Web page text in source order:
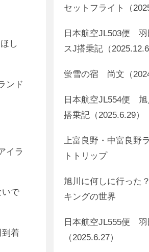
し
ンド
イラ
で
着
セットフライト（
日本航空JL503便
スJ搭乗記（2025.12.6
蛍雪の宿 尚文（
日本航空JL554便
搭乗記（2025.6.29）
上富良野・中富良野
トトリップ
旭川に何しに行った
キングの世界
日本航空JL555便
（2025.6.27）